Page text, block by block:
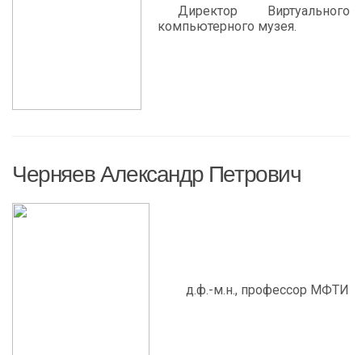
Директор Виртуального
компьютерного музея.
Черняев Александр Петрович
д.ф.-м.н., профессор МФТИ